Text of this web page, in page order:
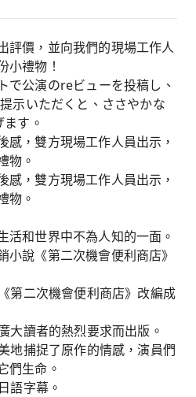
評價，並向我們的現場工作人
小禮物！
で公演のreビューを投稿し、
示いただくと、ささやかな
す。
感，雙方現場工作人員出示，
物。
感，雙方現場工作人員出示，
物。
活和世界中不為人知的一面。
小說《第二次機會便利商店》
第二次機會便利商店》改編成
大讀者的熱烈要求而出版。
地捕捉了原作的情感，演員們
們生命。
語字幕。